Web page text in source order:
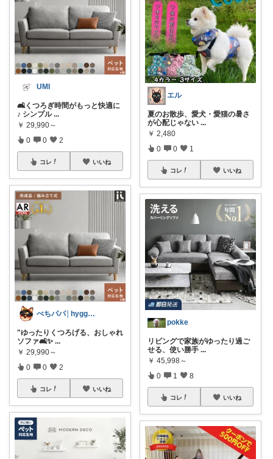
UMI
🛋️くつろぎ時間がもっと快適に
♪ シンプル ...
￥ 29,990～
0 0 2
コレ いいね
ぺちパパ│hyggeな心意気を大切に🌿
"ゆったりくつろげる、おしゃれ
ソファ🛋️✨ ...
￥ 29,990～
0 0 2
コレ いいね
エル
夏のお散歩、愛犬・愛猫の暑さ
が心配じゃない ...
￥ 2,480
0 0 1
コレ いいね
pokke
リビングで家族がゆったり過ご
せる、使い勝手 ...
￥ 45,998～
0 1 8
コレ いいね